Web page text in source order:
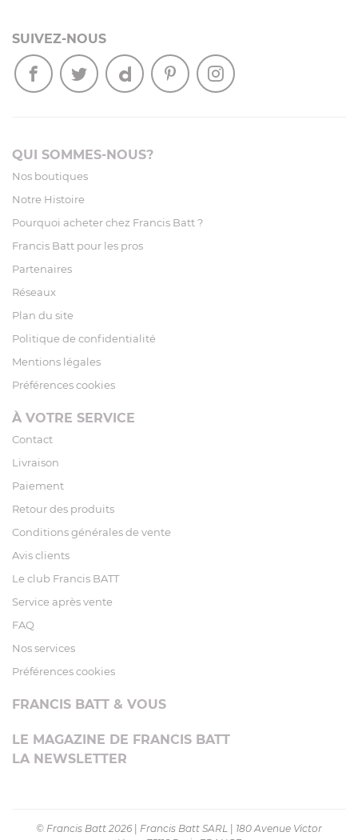
SUIVEZ-NOUS
QUI SOMMES-NOUS?
Nos boutiques
Notre Histoire
Pourquoi acheter chez Francis Batt ?
Francis Batt pour les pros
Partenaires
Réseaux
Plan du site
Politique de confidentialité
Mentions légales
Préférences cookies
À VOTRE SERVICE
Contact
Livraison
Paiement
Retour des produits
Conditions générales de vente
Avis clients
Le club Francis BATT
Service après vente
FAQ
Nos services
Préférences cookies
FRANCIS BATT & VOUS
LE MAGAZINE DE FRANCIS BATT
LA NEWSLETTER
© Francis Batt 2026 Francis Batt SARL
180 Avenue Victor